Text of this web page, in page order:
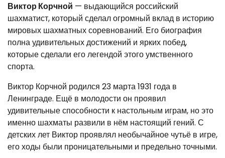
Виктор Корчной — выдающийся российский
шахматист, который сделал огромный вклад в историю
мировых шахматных соревнований. Его биография
полна удивительных достижений и ярких побед,
которые сделали его легендой этого умственного
спорта.
Виктор Корчной родился 23 марта 1931 года в
Ленинграде. Ещё в молодости он проявил
удивительные способности к настольным играм, но это
именно шахматы развили в нём настоящий гений. С
детских лет Виктор проявлял необычайное чутьё в игре,
его ходы были проницательными и предельно точными.